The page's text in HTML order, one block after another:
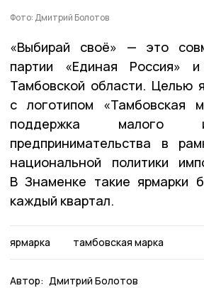
Фото: Дмитрий Болотов
«Выбирай своё» — это
партии «Единая Россия» и
Тамбовской области. Целью
с логотипом «Тамбовская
поддержка малого
предпринимательства в
национальной политики
В Знаменке такие ярмарки
каждый квартал.
ярмарка тамбовская марка
Автор: Дмитрий Болотов